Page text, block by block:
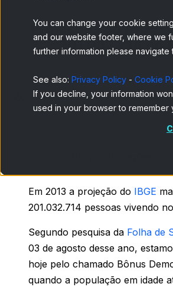
You can change your cookie
and our website footer, where we
further information please
See also: Privacy Policy - Cookie
If you decline, your information
used in your browser to
Projeções do IBGE-
201.032.714 no
Em 2013 a projeção do IBGE
201.032.714 pessoas vivendo
Segundo pesquisa da Folha de
03 de agosto desse ano,
hoje pelo chamado Bônus
quando a população em idade